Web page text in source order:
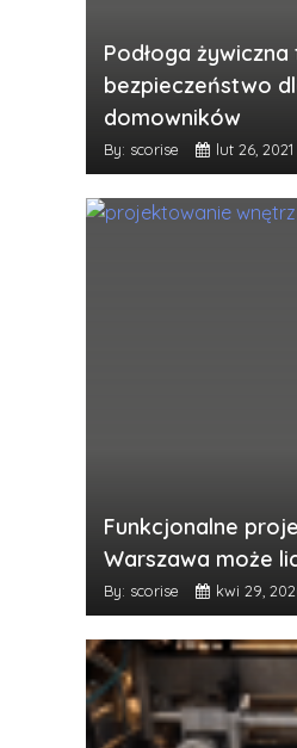
Podłoga
bezpieczeństwo
domowników
By: scorise lut 26, 2021
Funkcjonalne
Warszawa może
By: scorise kwi 29,